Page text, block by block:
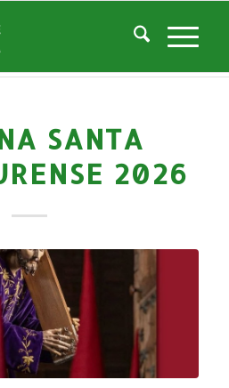
Cultura /
SANTA
2026